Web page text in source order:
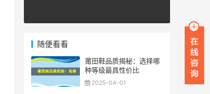
随便看看
莆田鞋品质揭秘：选择哪
种等级最具性价比
2025-04-01